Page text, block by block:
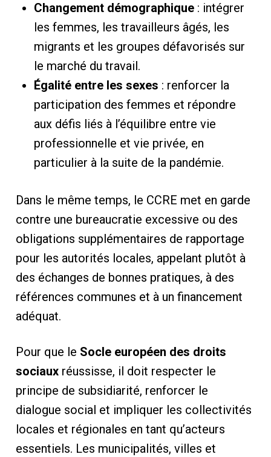
Changement démographique: intégrer
les femmes, les travailleurs âgés, les
migrants et les groupes défavorisés sur
le marché du travail.
Égalité entre les sexes : renforcer la
participation des femmes et répondre
aux défis liés à l’équilibre entre vie
professionnelle et vie privée, en
particulier à la suite de la pandémie.
Dans le même temps, le CCRE met en garde
contre une bureaucratie excessive ou des
obligations supplémentaires de rapportage
pour les autorités locales, appelant plutôt à
des échanges de bonnes pratiques, à des
références communes et à un financement
adéquat.
Pour que le Socle européen des droits
sociauxréussisse, il doit respecter le
principe de subsidiarité, renforcer le
dialogue social et impliquer les collectivités
locales et régionales en tant qu’acteurs
essentiels. Les municipalités, villes et